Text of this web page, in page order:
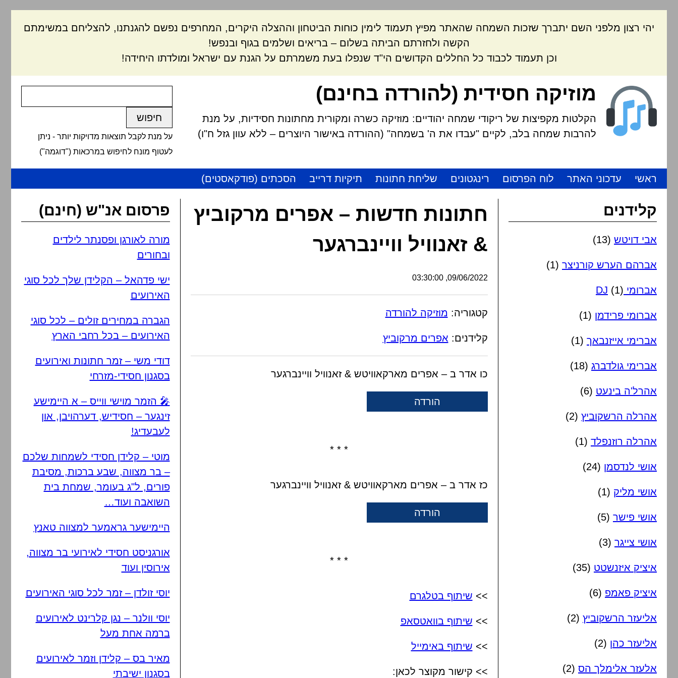
יהי רצון מלפני השם יתברך שזכות השמחה שהאתר מפיץ תעמוד לימין כוחות הביטחון וההצלה היקרים, המחרפים נפשם להגנתנו, להצליחם במשימתם
הקשה ולחזרתם הביתה בשלום – בריאים ושלמים בגוף ובנפש!
וכן תעמוד לכבוד כל החללים הקדושים הי"ד שנפלו בעת משמרתם על הגנת עם ישראל ומולדתו היחידה!
מוזיקה חסידית (להורדה בחינם)
הקלטות מקפיצות של ריקודי שמחה יהודיים: מוזיקה כשרה ומקורית מחתונות חסידיות, על מנת
להרבות שמחה בלב, לקיים "עבדו את ה' בשמחה" (ההורדה באישור היוצרים – ללא עוון גזל ח"ו)
על מנת לקבל תוצאות מדויקות יותר - ניתן
לעטוף מונח לחיפוש במרכאות ("דוגמה")
ראשי עדכוני האתר לוח הפרסום רינגטונים שליחת חתונות תיקיות דרייב הסכתים (פודקאסטים)
חתונות חדשות – אפרים מרקוביץ
& זאנוויל וויינברגער
09/06/2022, 03:30:00
קטגוריה: מוזיקה להורדה
קלידנים: אפרים מרקוביץ
כו אדר ב – אפרים מארקאוויטש & זאנוויל וויינברגער
הורדה
* * *
כז אדר ב – אפרים מארקאוויטש & זאנוויל וויינברגער
הורדה
* * *
>> שיתוף בטלגרם
>> שיתוף בוואטסאפ
>> שיתוף באימייל
>> קישור מקוצר לכאן:
קלידנים
אבי דויטש (13)
אברהם הערש קורניצר (1)
אברומי DJ (1)
אברומי פרידמן (1)
אברימי אייזנבאך (1)
אברימי גולדברג (18)
אהרל'ה בינעט (6)
אהרלה הרשקוביץ (2)
אהרלה רוזנפלד (1)
אושי לנדסמן (24)
אושי מליק (1)
אושי פישר (5)
אושי צייגר (3)
איציק איזנשטט (35)
איציק פאמפ (6)
אליעזר הרשקוביץ (2)
אליעזר כהן (2)
אלעזר אלימלך הס (2)
פרסום אנ"ש (חינם)
מורה לאורגן ופסנתר לילדים
ובחורים
ישי פדהאל – הקלידן שלך לכל סוגי
האירועים
הגברה במחירים זולים – לכל סוגי
האירועים – בכל רחבי הארץ
דודי משי – זמר חתונות ואירועים
בסגנון חסידי-מזרחי
🎤 הזמר מוישי ווייס – א היימישע
זינגער – חסידיש, דערהויבן, און
לעבעדיג!
מוטי – קלידן חסידי לשמחות שלכם
– בר מצווה, שבע ברכות, מסיבת
פורים, ל"ג בעומר, שמחת בית
השואבה ועוד…
היימישער גראמער למצווה טאנץ
אורגניסט חסידי לאירועי בר מצווה,
אירוסין ועוד
יוסי זולדן – זמר לכל סוגי האירועים
יוסי וולנר – נגן קלרינט לאירועים
ברמה אחת מעל
מאיר בס – קלידן וזמר לאירועים
בסגנון ישיבתי